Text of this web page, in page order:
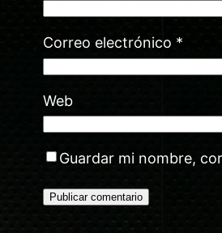
Correo electrónico *
Web
Guardar mi nombre,